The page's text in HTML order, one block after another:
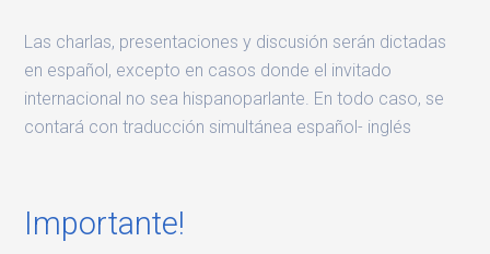
Las charlas, presentaciones y discusión serán dictadas
en español, excepto en casos donde el invitado
internacional no sea hispanoparlante. En todo caso, se
contará con traducción simultánea español- inglés
Importante!